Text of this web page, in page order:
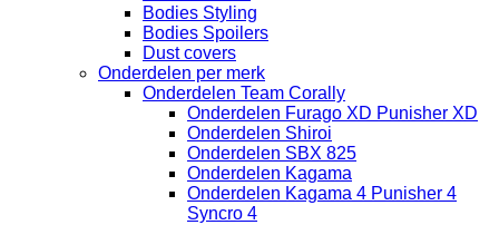
Bodies Styling
Bodies Spoilers
Dust covers
Onderdelen per merk
Onderdelen Team Corally
Onderdelen Furago XD Punisher XD
Onderdelen Shiroi
Onderdelen SBX 825
Onderdelen Kagama
Onderdelen Kagama 4 Punisher 4
Syncro 4